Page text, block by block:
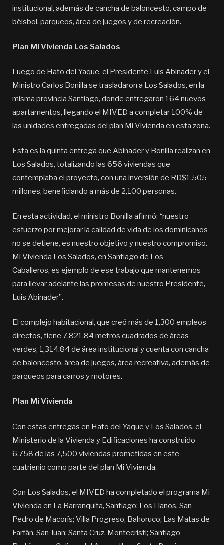
institucional, además de cancha de baloncesto, campo de
béisbol, parqueos, área de juegos y de recreación.
Plan Mi Vivienda Los Salados
Luego de Hato del Yaque, el Presidente Luis Abinader y el
Ministro Carlos Bonilla se trasladaron a Los Salados, en la
misma provincia Santiago, donde entregaron 164 nuevos
apartamentos, llegando el MIVED a completar 100% de
las unidades entregadas del plan Mi Vivienda en esta zona.
Esta es la quinta entrega que Abinader y Bonilla realizan en
Los Salados, totalizando las 656 viviendas que
contemplaba el proyecto, con una inversión de RD$1,505
millones, beneficiando a más de 2,100 personas.
En esta actividad, el ministro Bonilla afirmó: “nuestro
esfuerzo por mejorar la calidad de vida de los dominicanos
no se detiene, es nuestro objetivo y nuestro compromiso.
Mi Vivienda Los Salados, en Santiago de Los
Caballeros, es ejemplo de ese trabajo que mantenemos
para llevar adelante las promesas de nuestro Presidente,
Luis Abinader”.
El complejo habitacional, que creó más de 1,300 empleos
directos, tiene 7,821.84 metros cuadrados de áreas
verdes, 1,314.84 de área institucional y cuenta con cancha
de baloncesto, área de juegos, área recreativa, además de
parqueos para carros y motores.
Plan Mi Vivienda
Con estas entregas en Hato del Yaque y Los Salados, el
Ministerio de la Vivienda y Edificaciones ha construido
6,758 de las 7,500 viviendas prometidas en este
cuatrienio como parte del plan Mi Vivienda.
Con Los Salados, el MIVED ha completado el programa Mi
Vivienda en La Barranquita, Santiago; Los Llanos, San
Pedro de Macorís; Villa Progreso, Bahoruco; Las Matas de
Farfán, San Juan; Santa Cruz, Montecristi; Santiago